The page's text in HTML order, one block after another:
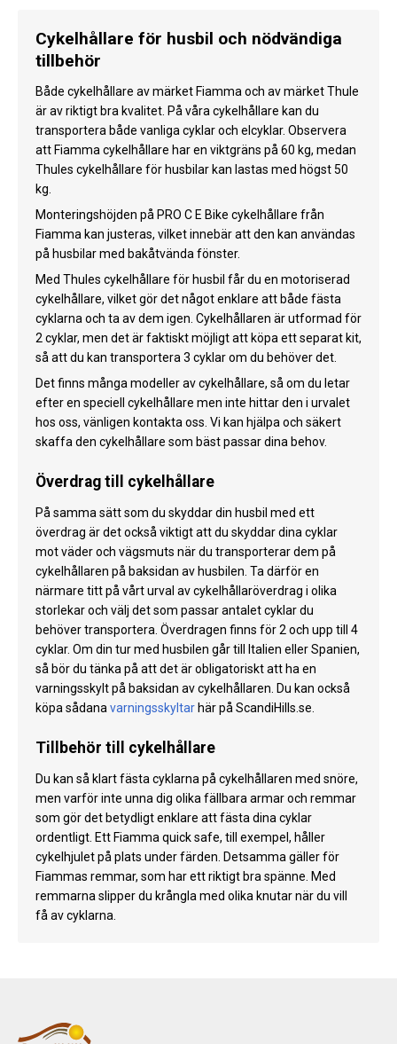
Cykelhållare för husbil och nödvändiga
tillbehör
Både cykelhållare av märket Fiamma och av märket Thule
är av riktigt bra kvalitet. På våra cykelhållare kan du
transportera både vanliga cyklar och elcyklar. Observera
att Fiamma cykelhållare har en viktgräns på 60 kg, medan
Thules cykelhållare för husbilar kan lastas med högst 50
kg.
Monteringshöjden på PRO C E Bike cykelhållare från
Fiamma kan justeras, vilket innebär att den kan användas
på husbilar med bakåtvända fönster.
Med Thules cykelhållare för husbil får du en motoriserad
cykelhållare, vilket gör det något enklare att både fästa
cyklarna och ta av dem igen. Cykelhållaren är utformad för
2 cyklar, men det är faktiskt möjligt att köpa ett separat kit,
så att du kan transportera 3 cyklar om du behöver det.
Det finns många modeller av cykelhållare, så om du letar
efter en speciell cykelhållare men inte hittar den i urvalet
hos oss, vänligen kontakta oss. Vi kan hjälpa och säkert
skaffa den cykelhållare som bäst passar dina behov.
Överdrag till cykelhållare
På samma sätt som du skyddar din husbil med ett
överdrag är det också viktigt att du skyddar dina cyklar
mot väder och vägsmuts när du transporterar dem på
cykelhållaren på baksidan av husbilen. Ta därför en
närmare titt på vårt urval av cykelhållaröverdrag i olika
storlekar och välj det som passar antalet cyklar du
behöver transportera. Överdragen finns för 2 och upp till 4
cyklar. Om din tur med husbilen går till Italien eller Spanien,
så bör du tänka på att det är obligatoriskt att ha en
varningsskylt på baksidan av cykelhållaren. Du kan också
köpa sådana varningsskyltar här på ScandiHills.se.
Tillbehör till cykelhållare
Du kan så klart fästa cyklarna på cykelhållaren med snöre,
men varför inte unna dig olika fällbara armar och remmar
som gör det betydligt enklare att fästa dina cyklar
ordentligt. Ett Fiamma quick safe, till exempel, håller
cykelhjulet på plats under färden. Detsamma gäller för
Fiammas remmar, som har ett riktigt bra spänne. Med
remmarna slipper du krångla med olika knutar när du vill
få av cyklarna.